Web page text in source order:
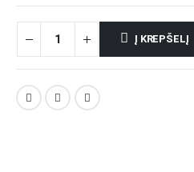
Į KREPŠELĮ